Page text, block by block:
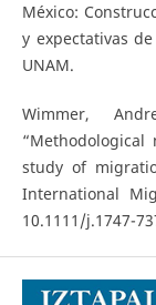
México:
y expectativas
UNAM.
Wimmer,
study of
International
10.1111/j.1747-